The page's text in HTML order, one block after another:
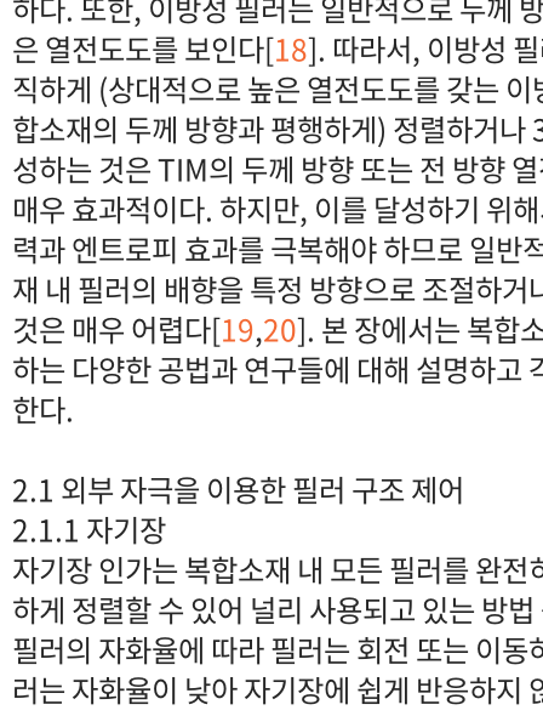
은 열전도도를 보인다[18]. 따라서, 이방성
직하게 (상대적으로 높은 열전도도를 갖는
합소재의 두께 방향과 평행하게) 정렬하거나
성하는 것은 TIM의 두께 방향 또는 전 방향
매우 효과적이다. 하지만, 이를 달성하기 위
력과 엔트로피 효과를 극복해야 하므로 일반
재 내 필러의 배향을 특정 방향으로 조절하
것은 매우 어렵다[19,20]. 본 장에서는 복합
하는 다양한 공법과 연구들에 대해 설명하고
한다.
2.1 외부 자극을 이용한 필러 구조 제어
2.1.1 자기장
자기장 인가는 복합소재 내 모든 필러를 완
하게 정렬할 수 있어 널리 사용되고 있는 방
필러의 자화율에 따라 필러는 회전 또는 이
러는 자화율이 낮아 자기장에 쉽게 반응하지